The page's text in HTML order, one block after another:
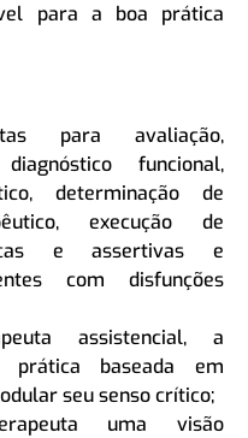
para a boa prática
para avaliação,
funcional,
determinação de
execução de
e assertivas e
com disfunções
assistencial, a
prática baseada em
seu senso crítico;
uma visão